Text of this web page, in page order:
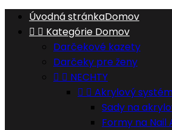
Úvodná stránkaDomov
  Kategórie Domov
Darčekové kazety
Darčeky pre ženy
  NECHTY
  Akrylový
Sady na
Formy na